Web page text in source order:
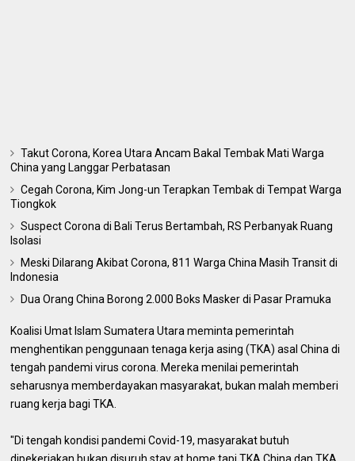
Takut Corona, Korea Utara Ancam Bakal Tembak Mati Warga
China yang Langgar Perbatasan
Cegah Corona, Kim Jong-un Terapkan Tembak di Tempat Warga
Tiongkok
Suspect Corona di Bali Terus Bertambah, RS Perbanyak Ruang
Isolasi
Meski Dilarang Akibat Corona, 811 Warga China Masih Transit di
Indonesia
Dua Orang China Borong 2.000 Boks Masker di Pasar Pramuka
Koalisi Umat Islam Sumatera Utara meminta pemerintah
menghentikan penggunaan tenaga kerja asing (TKA) asal China di
tengah pandemi virus corona. Mereka menilai pemerintah
seharusnya memberdayakan masyarakat, bukan malah memberi
ruang kerja bagi TKA.
"Di tengah kondisi pandemi Covid-19, masyarakat butuh